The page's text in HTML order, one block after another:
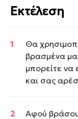
Εκτέλεση
Θα
βρασμένα
μπορείτε να
και σας
Αφού